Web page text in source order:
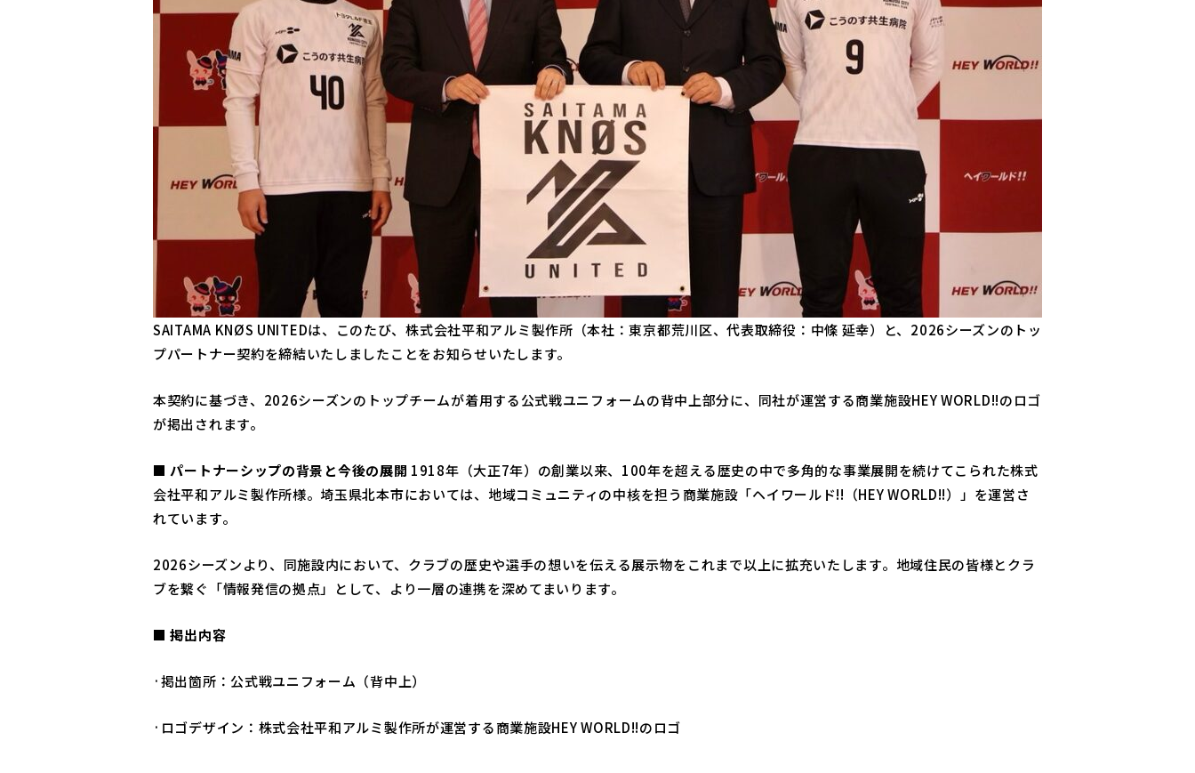
SAITAMA KNØS UNITEDは、このたび、株式会社平和アルミ製作所（本社：東京都荒川区、代表取締役：中條 延幸）と、2026シーズンのトッ
プパートナー契約を締結いたしましたことをお知らせいたします。
本契約に基づき、2026シーズンのトップチームが着用する公式戦ユニフォームの背中上部分に、同社が運営する商業施設HEY WORLD!!のロゴ
が掲出されます。
■ パートナーシップの背景と今後の展開 1918年（大正7年）の創業以来、100年を超える歴史の中で多角的な事業展開を続けてこられた株式
会社平和アルミ製作所様。埼玉県北本市においては、地域コミュニティの中核を担う商業施設「ヘイワールド!!（HEY WORLD!!）」を運営さ
れています。
2026シーズンより、同施設内において、クラブの歴史や選手の想いを伝える展示物をこれまで以上に拡充いたします。地域住民の皆様とクラ
ブを繋ぐ「情報発信の拠点」として、より一層の連携を深めてまいります。
■ 掲出内容
·掲出箇所：公式戦ユニフォーム（背中上）
·ロゴデザイン：株式会社平和アルミ製作所が運営する商業施設HEY WORLD!!のロゴ